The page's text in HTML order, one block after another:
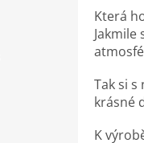
Která
Tak si
krásné
K